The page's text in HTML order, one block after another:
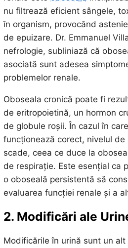
nu filtrează eficient sângele,
în organism, provocând
de epuizare. Dr. Emmanuel
nefrologie, subliniază că
asociată sunt adesea
problemelor renale.
Oboseala cronică poate fi
de eritropoietină, un hormon
de globule roșii. În cazul în
funcționează corect, nivelul de
scade, ceea ce duce la
de respirație. Este esențial ca
o oboseală persistentă să
evaluarea funcției renale și a
2. Modificări ale
Modificările în urină sunt un